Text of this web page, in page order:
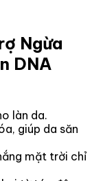
Ngừa
DNA
làn da.
giúp da săn
mặt trời chỉ